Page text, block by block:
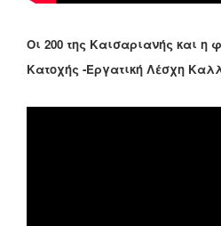
Οι 200 της Καισαριανής και η
Κατοχής -Εργατική Λέσχη